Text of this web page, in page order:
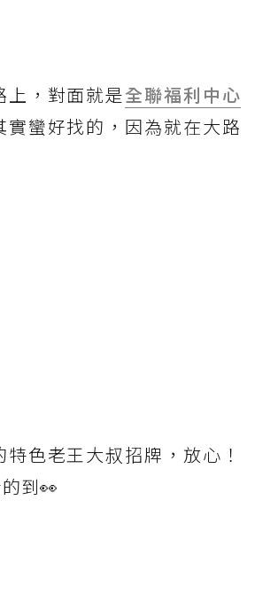
上，對面就是全聯福利中心
實蠻好找的，因為就在大路
色老王大叔招牌，放心！
到👀